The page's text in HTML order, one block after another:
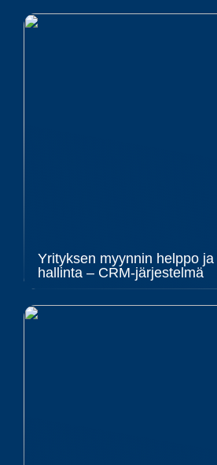
Yrityksen myynnin helppo
hallinta – CRM-järjestelmä